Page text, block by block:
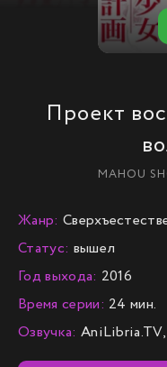
Проект
MAHOU
Жанр:
Статус: вышел
Год выхода: 2016
Время серии: 24 мин.
Озвучка: